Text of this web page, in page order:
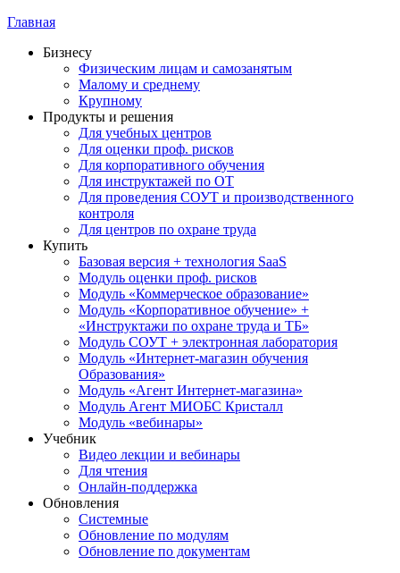
Главная
Бизнесу
Физическим лицам и самозанятым
Малому и среднему
Крупному
Продукты и решения
Для учебных центров
Для оценки проф. рисков
Для корпоративного обучения
Для инструктажей по ОТ
Для проведения СОУТ и производственного
контроля
Для центров по охране труда
Купить
Базовая версия + технология SaaS
Модуль оценки проф. рисков
Модуль «Коммерческое образование»
Модуль «Корпоративное обучение» +
«Инструктажи по охране труда и ТБ»
Модуль СОУТ + электронная лаборатория
Модуль «Интернет-магазин обучения
Образования»
Модуль «Агент Интернет-магазина»
Модуль Агент МИОБС Кристалл
Модуль «вебинары»
Учебник
Видео лекции и вебинары
Для чтения
Онлайн-поддержка
Обновления
Системные
Обновление по модулям
Обновление по документам